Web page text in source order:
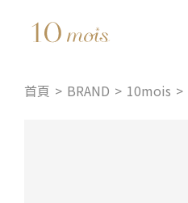
首頁 BRAND 10mois